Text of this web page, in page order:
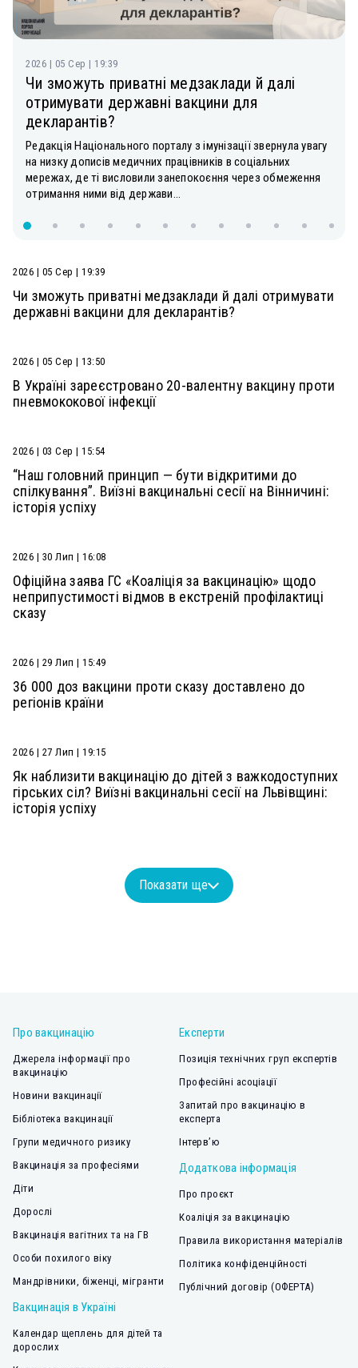
2026 | 05 Сер | 19:39
Чи зможуть приватні медзаклади й далі
отримувати державні вакцини для
декларантів?
Редакція Національного порталу з імунізації звернула увагу
на низку дописів медичних працівників в соціальних
мережах, де ті висловили занепокоєння через обмеження
отримання ними від держави...
2026 | 05 Сер | 19:39
Чи зможуть приватні медзаклади й далі отримувати
державні вакцини для декларантів?
2026 | 05 Сер | 13:50
В Україні зареєстровано 20-валентну вакцину проти
пневмококової інфекції
2026 | 03 Сер | 15:54
“Наш головний принцип — бути відкритими до
спілкування”. Виїзні вакцинальні сесії на Вінничині:
історія успіху
2026 | 30 Лип | 16:08
Офіційна заява ГС «Коаліція за вакцинацію» щодо
неприпустимості відмов в екстреній профілактиці
сказу
2026 | 29 Лип | 15:49
36 000 доз вакцини проти сказу доставлено до
регіонів країни
2026 | 27 Лип | 19:15
Як наблизити вакцинацію до дітей з важкодоступних
гірських сіл? Виїзні вакцинальні сесії на Львівщині:
історія успіху
Показати ще
Про вакцинацію
Джерела інформації про
вакцинацію
Новини вакцинації
Бібліотека вакцинації
Групи медичного ризику
Вакцинація за професіями
Діти
Дорослі
Вакцинація вагітних та на ГВ
Особи похилого віку
Мандрівники, біженці, мігранти
Вакцинація в Україні
Календар щеплень для дітей та
дорослих
Експерти
Позиція технічних груп експертів
Професійні асоціації
Запитай про вакцинацію в
експерта
Інтерв’ю
Додаткова інформація
Про проєкт
Коаліція за вакцинацію
Правила використання матеріалів
Політика конфіденційності
Публічний договір (ОФЕРТА)